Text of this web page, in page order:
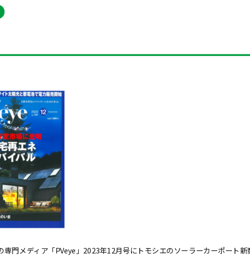
専門メディア「PVeye」2023年12月号にトモシエのソーラーカーポート